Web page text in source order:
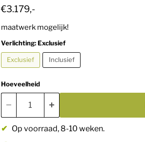
Huidige prijs
€3.179,-
maatwerk mogelijk!
Verlichting: Exclusief
Exclusief Inclusief
Hoeveelheid
✔ Op voorraad, 8-10 weken.